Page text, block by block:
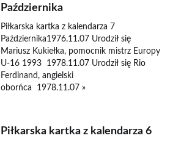
Października
Piłkarska kartka z kalendarza 7
Października1976.11.07 Urodził się
Mariusz Kukiełka, pomocnik mistrz Europy
U-16 1993 1978.11.07 Urodził się Rio
Ferdinand, angielski
oborńca 1978.11.07 »
Piłkarska kartka z kalendarza 6